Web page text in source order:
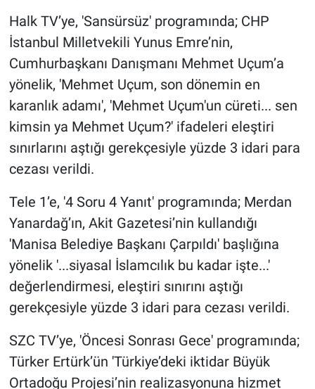
Halk TV’ye, 'Sansürsüz' programında; CHP
İstanbul Milletvekili Yunus Emre’nin,
Cumhurbaşkanı Danışmanı Mehmet Uçum’a
yönelik, 'Mehmet Uçum, son dönemin en
karanlık adamı', 'Mehmet Uçum'un cüreti... sen
kimsin ya Mehmet Uçum?' ifadeleri eleştiri
sınırlarını aştığı gerekçesiyle yüzde 3 idari para
cezası verildi.
Tele 1’e, '4 Soru 4 Yanıt' programında; Merdan
Yanardağ’ın, Akit Gazetesi’nin kullandığı
'Manisa Belediye Başkanı Çarpıldı' başlığına
yönelik '...siyasal İslamcılık bu kadar işte...'
değerlendirmesi, eleştiri sınırını aştığı
gerekçesiyle yüzde 3 idari para cezası verildi.
SZC TV’ye, 'Öncesi Sonrası Gece' programında;
Türker Ertürk’ün 'Türkiye’deki iktidar Büyük
Ortadoğu Projesi’nin realizasyonuna hizmet